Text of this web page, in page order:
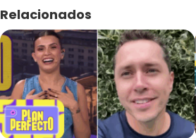
Relacionados